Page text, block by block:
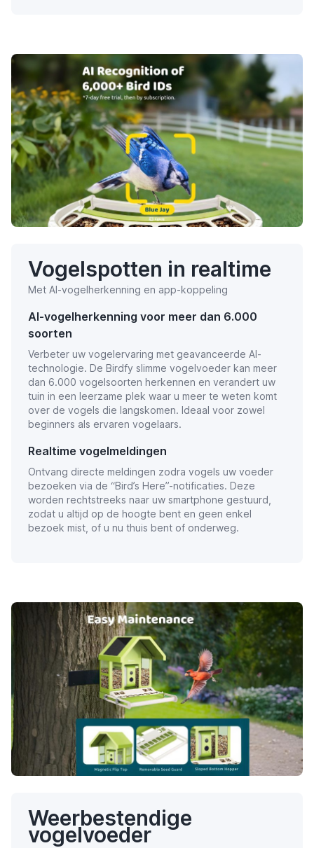
Vogelspotten in realtime
Met AI-vogelherkenning en app-koppeling
AI-vogelherkenning voor meer dan 6.000
soorten
Verbeter uw vogelervaring met geavanceerde AI-
technologie. De Birdfy slimme vogelvoeder kan meer
dan 6.000 vogelsoorten herkennen en verandert uw
tuin in een leerzame plek waar u meer te weten komt
over de vogels die langskomen. Ideaal voor zowel
beginners als ervaren vogelaars.
Realtime vogelmeldingen
Ontvang directe meldingen zodra vogels uw voeder
bezoeken via de “Bird’s Here”-notificaties. Deze
worden rechtstreeks naar uw smartphone gestuurd,
zodat u altijd op de hoogte bent en geen enkel
bezoek mist, of u nu thuis bent of onderweg.
Weerbestendige
vogelvoeder